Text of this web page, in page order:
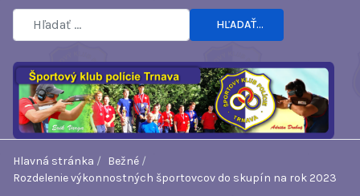
HĽADAŤ...
Hlavná stránka
Bežné
Rozdelenie výkonnostných športovcov do skupín na rok 2023